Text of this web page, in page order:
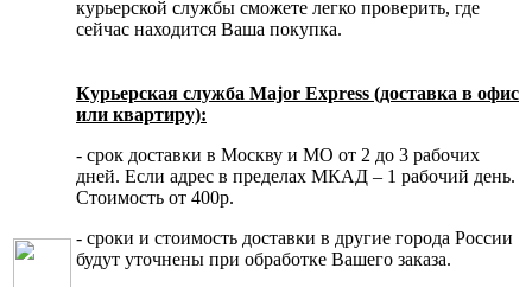
курьерской службы сможете легко проверить, где
сейчас находится Ваша покупка.
Курьерская служба Major Express (доставка в офис
или квартиру):
- срок доставки в Москву и МО от 2 до 3 рабочих
дней. Если адрес в пределах МКАД – 1 рабочий день.
Стоимость от 400р.
- сроки и стоимость доставки в другие города России
будут уточнены при обработке Вашего заказа.